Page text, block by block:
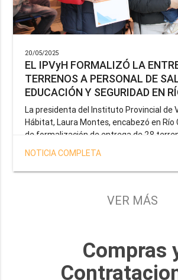
20/05/2025
EL IPVyH FORMALIZÓ LA
TERRENOS A PERSONAL DE
EDUCACIÓN Y SEGURIDAD EN
La presidenta del Instituto Provincial de
Hábitat, Laura Montes, encabezó en Río
de formalización de entrega de 28
correspondientes a la operatoria
el Gobernador Gustavo Melella, la cual
objetivo brindar una solución
Provincia y del Servicio Penitenciario.
NOTICIA COMPLETA
VER MÁS
Compras